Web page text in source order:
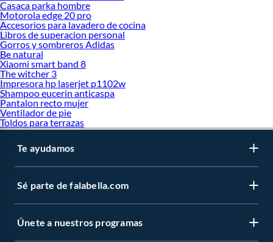
Casaca parka hombre
Motorola edge 20 pro
Accesorios para lavadero de cocina
Libros de superacion personal
Gorros y sombreros Adidas
Be natural
Xiaomi smart band 8
The witcher 3
Impresora hp laserjet p1102w
Shampoo eucerin anticaspa
Pantalon recto mujer
Ventilador de pie
Toldos para terrazas
Te ayudamos
Sé parte de falabella.com
Únete a nuestros programas